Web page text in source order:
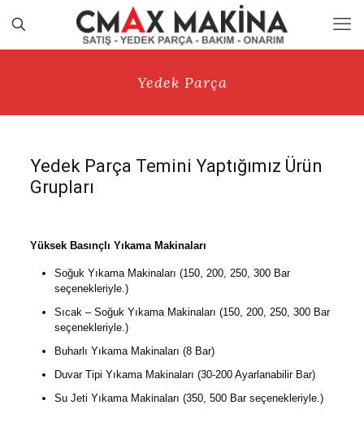
Yedek Parça
Yedek Parça Temini Yaptığımız Ürün
Grupları
Yüksek Basınçlı Yıkama Makinaları
Soğuk Yıkama Makinaları (150, 200, 250, 300 Bar
seçenekleriyle.)
Sıcak – Soğuk Yıkama Makinaları (150, 200, 250, 300 Bar
seçenekleriyle.)
Buharlı Yıkama Makinaları (8 Bar)
Duvar Tipi Yıkama Makinaları (30-200 Ayarlanabilir Bar)
Su Jeti Yıkama Makinaları (350, 500 Bar seçenekleriyle.)